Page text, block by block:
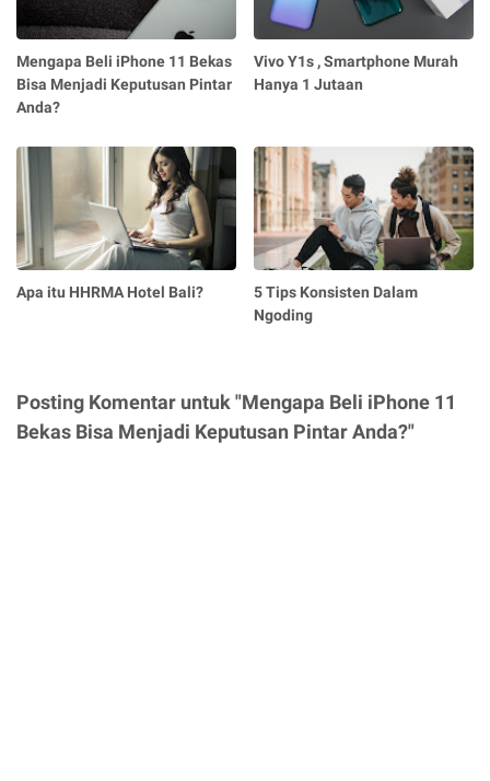
Mengapa Beli iPhone 11 Bekas
Bisa Menjadi Keputusan Pintar
Anda?
Vivo Y1s , Smartphone Murah
Hanya 1 Jutaan
Apa itu HHRMA Hotel Bali?
5 Tips Konsisten Dalam
Ngoding
Posting Komentar untuk "Mengapa Beli iPhone 11
Bekas Bisa Menjadi Keputusan Pintar Anda?"